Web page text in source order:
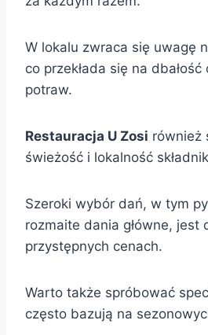
W lokalu zwraca się uwagę
co przekłada się na
potraw.
Restauracja U Zosi również
świeżość i lokalność
Szeroki wybór dań, w tym
rozmaite dania główne, jest
przystępnych cenach.
Warto także spróbować
często bazują na